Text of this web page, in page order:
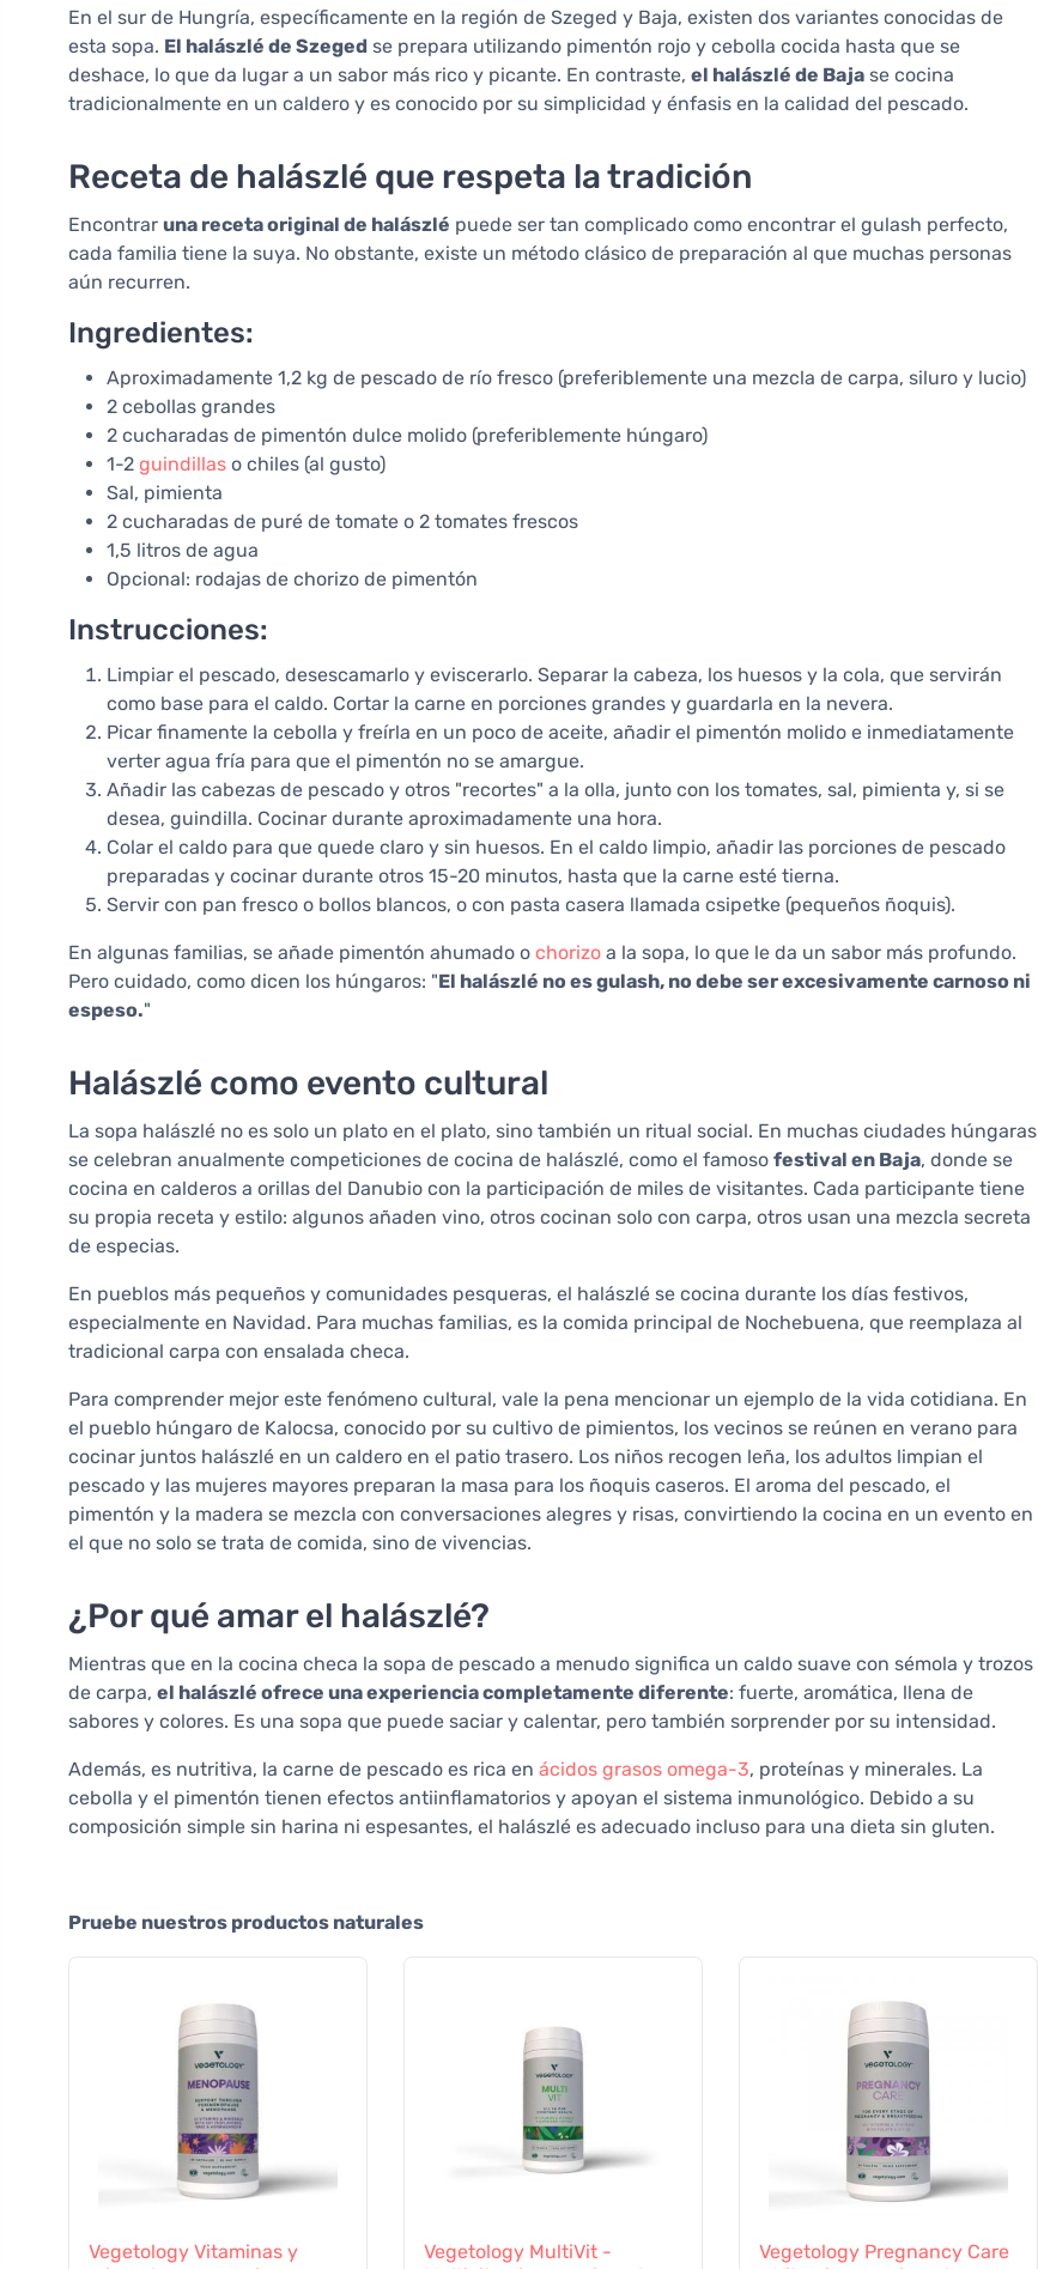
En el sur de Hungría, específicamente en la región de Szeged y Baja, existen dos variantes conocidas de
esta sopa. El halászlé de Szeged se prepara utilizando pimentón rojo y cebolla cocida hasta que se
deshace, lo que da lugar a un sabor más rico y picante. En contraste, el halászlé de Baja se cocina
tradicionalmente en un caldero y es conocido por su simplicidad y énfasis en la calidad del pescado.
Receta de halászlé que respeta la tradición
Encontrar una receta original de halászlé puede ser tan complicado como encontrar el gulash perfecto,
cada familia tiene la suya. No obstante, existe un método clásico de preparación al que muchas personas
aún recurren.
Ingredientes:
Aproximadamente 1,2 kg de pescado de río fresco (preferiblemente una mezcla de carpa, siluro y lucio)
2 cebollas grandes
2 cucharadas de pimentón dulce molido (preferiblemente húngaro)
1-2 guindillas o chiles (al gusto)
Sal, pimienta
2 cucharadas de puré de tomate o 2 tomates frescos
1,5 litros de agua
Opcional: rodajas de chorizo de pimentón
Instrucciones:
Limpiar el pescado, desescamarlo y eviscerarlo. Separar la cabeza, los huesos y la cola, que servirán
como base para el caldo. Cortar la carne en porciones grandes y guardarla en la nevera.
Picar finamente la cebolla y freírla en un poco de aceite, añadir el pimentón molido e inmediatamente
verter agua fría para que el pimentón no se amargue.
Añadir las cabezas de pescado y otros "recortes" a la olla, junto con los tomates, sal, pimienta y, si se
desea, guindilla. Cocinar durante aproximadamente una hora.
Colar el caldo para que quede claro y sin huesos. En el caldo limpio, añadir las porciones de pescado
preparadas y cocinar durante otros 15-20 minutos, hasta que la carne esté tierna.
Servir con pan fresco o bollos blancos, o con pasta casera llamada csipetke (pequeños ñoquis).
En algunas familias, se añade pimentón ahumado o chorizo a la sopa, lo que le da un sabor más profundo.
Pero cuidado, como dicen los húngaros: "El halászlé no es gulash, no debe ser excesivamente carnoso ni
espeso."
Halászlé como evento cultural
La sopa halászlé no es solo un plato en el plato, sino también un ritual social. En muchas ciudades húngaras
se celebran anualmente competiciones de cocina de halászlé, como el famoso festival en Baja, donde se
cocina en calderos a orillas del Danubio con la participación de miles de visitantes. Cada participante tiene
su propia receta y estilo: algunos añaden vino, otros cocinan solo con carpa, otros usan una mezcla secreta
de especias.
En pueblos más pequeños y comunidades pesqueras, el halászlé se cocina durante los días festivos,
especialmente en Navidad. Para muchas familias, es la comida principal de Nochebuena, que reemplaza al
tradicional carpa con ensalada checa.
Para comprender mejor este fenómeno cultural, vale la pena mencionar un ejemplo de la vida cotidiana. En
el pueblo húngaro de Kalocsa, conocido por su cultivo de pimientos, los vecinos se reúnen en verano para
cocinar juntos halászlé en un caldero en el patio trasero. Los niños recogen leña, los adultos limpian el
pescado y las mujeres mayores preparan la masa para los ñoquis caseros. El aroma del pescado, el
pimentón y la madera se mezcla con conversaciones alegres y risas, convirtiendo la cocina en un evento en
el que no solo se trata de comida, sino de vivencias.
¿Por qué amar el halászlé?
Mientras que en la cocina checa la sopa de pescado a menudo significa un caldo suave con sémola y trozos
de carpa, el halászlé ofrece una experiencia completamente diferente: fuerte, aromática, llena de
sabores y colores. Es una sopa que puede saciar y calentar, pero también sorprender por su intensidad.
Además, es nutritiva, la carne de pescado es rica en ácidos grasos omega-3, proteínas y minerales. La
cebolla y el pimentón tienen efectos antiinflamatorios y apoyan el sistema inmunológico. Debido a su
composición simple sin harina ni espesantes, el halászlé es adecuado incluso para una dieta sin gluten.
Pruebe nuestros productos naturales
Vegetology Vitaminas y
Vegetology MultiVit -
Vegetology Pregnancy Care